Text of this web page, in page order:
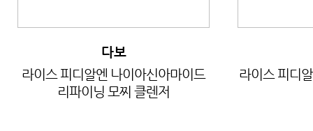
다보
라이스 피디알엔 나이아신아마이드
리파이닝 모찌 클렌저
라이스 피디